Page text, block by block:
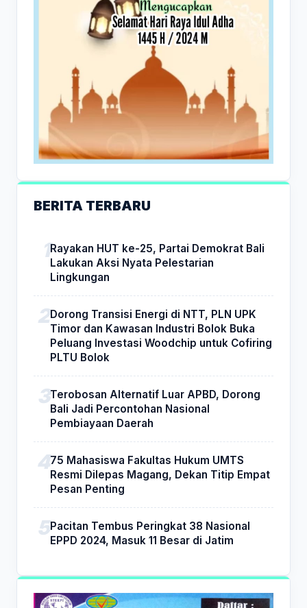
BERITA TERBARU
Rayakan HUT ke-25, Partai Demokrat Bali
Lakukan Aksi Nyata Pelestarian
Lingkungan
Dorong Transisi Energi di NTT, PLN UPK
Timor dan Kawasan Industri Bolok Buka
Peluang Investasi Woodchip untuk Cofiring
PLTU Bolok
Terobosan Alternatif Luar APBD, Dorong
Bali Jadi Percontohan Nasional
Pembiayaan Daerah
75 Mahasiswa Fakultas Hukum UMTS
Resmi Dilepas Magang, Dekan Titip Empat
Pesan Penting
Pacitan Tembus Peringkat 38 Nasional
EPPD 2024, Masuk 11 Besar di Jatim